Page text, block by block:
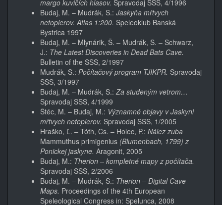
margo kuvičích hlasov. Spravodaj SSS, 4/1996
Budaj, M. – Mudrák, S.: Jaskyňa mŕtvych
netopierov. Atlas 1:200. Speleoklub Banská
Bystrica 1997
Budaj, M. – Mlynárik, Š. – Mudrák, S. – Schwarz,
J.: The Latest Discoveries in Dead Bats Cave.
Bulletin of the SSS, 2/1997
Mudrák, S.: Počítačový program TJIKPR. Spravodaj
SSS, 3/1997
Budaj, M. – Mudrák, S.: Za studeným vetrom…
Spravodaj SSS, 4/1999
Štéc, M. – Budaj, M.: Významné objavy v Jaskyni
mŕtvych netopierov. Spravodaj SSS, 1/2005
Hraško, Ľ. – Tóth, Cs. – Holec, P.: Nález zuba
Mammuthus primigenius (Blumenbach, 1799) z
Ponickej jaskyne. Aragonit, 2005
Budaj, M.: Therion – kompletné mapy z počítača.
Spravodaj SSS, 2/2006
Budaj, M. – Mudrák, S.: Therion – Digital Cave
Maps. Proceedings of the 4th European
Speleological Congress in: Spelunca, 2008